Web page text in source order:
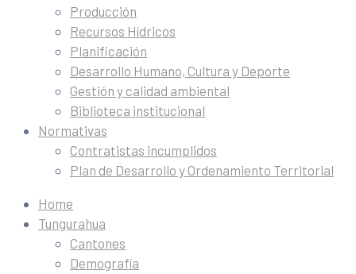
Producción
Recursos Hídricos
Planificación
Desarrollo Humano, Cultura y Deporte
Gestión y calidad ambiental
Biblioteca institucional
Normativas
Contratistas incumplidos
Plan de Desarrollo y Ordenamiento Territorial
Home
Tungurahua
Cantones
Demografía